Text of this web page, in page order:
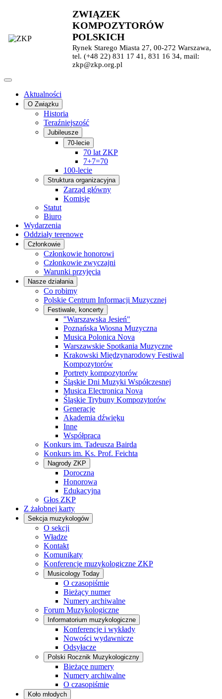
ZWIĄZEK
KOMPOZYTORÓW
POLSKICH
Rynek Starego Miasta 27, 00-272 Warszawa,
tel. (+48 22) 831 17 41, 831 16 34, mail:
zkp@zkp.org.pl
Aktualności
O Związku
Historia
Teraźniejszość
Jubileusze
70-lecie
70 lat ZKP
7+7=70
100-lecie
Struktura organizacyjna
Zarząd główny
Komisje
Statut
Biuro
Wydarzenia
Oddziały terenowe
Członkowie
Członkowie honorowi
Członkowie zwyczajni
Warunki przyjęcia
Nasze działania
Co robimy
Polskie Centrum Informacji Muzycznej
Festiwale, koncerty
"Warszawska Jesień"
Poznańska Wiosna Muzyczna
Musica Polonica Nova
Warszawskie Spotkania Muzyczne
Krakowski Międzynarodowy Festiwal
Kompozytorów
Portrety kompozytorów
Śląskie Dni Muzyki Współczesnej
Musica Electronica Nova
Śląskie Trybuny Kompozytorów
Generacje
Akademia dźwięku
Inne
Współpraca
Konkurs im. Tadeusza Bairda
Konkurs im. Ks. Prof. Feichta
Nagrody ZKP
Doroczna
Honorowa
Edukacyjna
Głos ZKP
Z żałobnej karty
Sekcja muzykologów
O sekcji
Władze
Kontakt
Komunikaty
Konferencje muzykologiczne ZKP
Musicology Today
O czasopiśmie
Bieżący numer
Numery archiwalne
Forum Muzykologiczne
Informatorium muzykologiczne
Konferencje i wykłady
Nowości wydawnicze
Odsyłacze
Polski Rocznik Muzykologiczny
Bieżące numery
Numery archiwalne
O czasopiśmie
Koło młodych